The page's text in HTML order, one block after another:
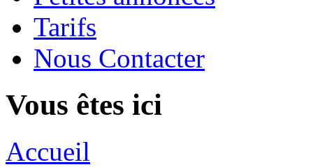
Tarifs
Nous Contacter
Vous êtes ici
Accueil